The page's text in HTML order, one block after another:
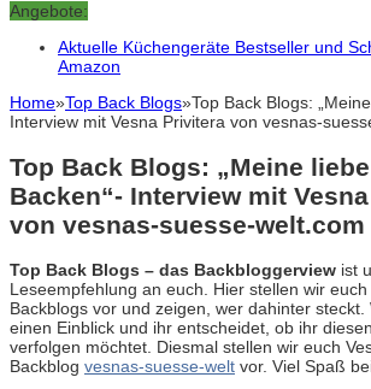
Angebote:
Aktuelle Küchengeräte Bestseller und
Amazon
Home»Top Back Blogs»Top Back Blogs:
Interview mit Vesna Privitera von vesnas-
Top Back Blogs: „Meine
Backen“- Interview mit
von vesnas-suesse-welt.com
Top Back Blogs – das Backbloggerview ist
Leseempfehlung an euch. Hier stellen wir
Backblogs vor und zeigen, wer dahinter steckt.
einen Einblick und ihr entscheidet, ob ihr
verfolgen möchtet. Diesmal stellen wir euch
Backblog vesnas-suesse-welt vor. Viel Spaß